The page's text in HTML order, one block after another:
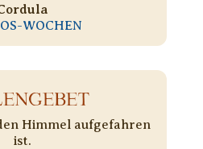
WOCHEN
Himmel aufgefahren
ist.